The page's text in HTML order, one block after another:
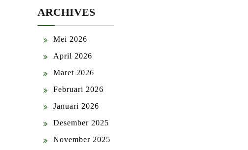
ARCHIVES
Mei 2026
April 2026
Maret 2026
Februari 2026
Januari 2026
Desember 2025
November 2025